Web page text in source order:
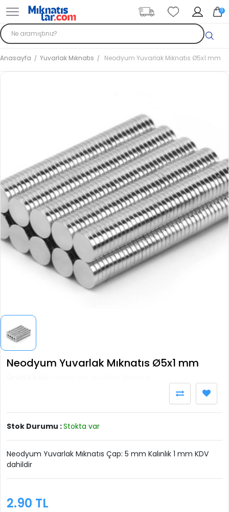
0
Anasayfa Yuvarlak Mıknatıs Neodyum Yuvarlak Mıknatıs Ø5x1 mm
Neodyum Yuvarlak Mıknatıs Ø5x1 mm
Stok Durumu :Stokta var
Neodyum Yuvarlak Mıknatıs Çap: 5 mm Kalınlık 1 mm KDV
dahildir
2.90 TL